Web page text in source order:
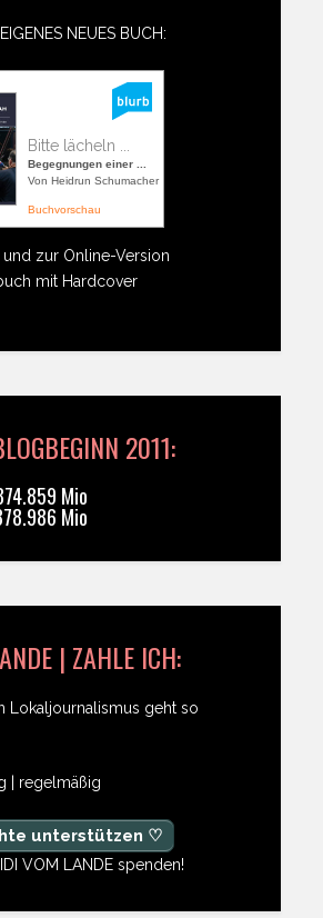
NEUES BUCH:
Bitte lächeln ...
Begegnungen einer ...
Von Heidrun Schumacher
Buchvorschau
zur Online-Version
mit Hardcover
2011:
Mio
Mio
| ZAHLE ICH:
Lokaljournalismus geht so
| regelmäßig
unterstützen ♡
VOM LANDE spenden!